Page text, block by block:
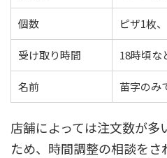
個数 ピザ1枚
受け取り時間 18時頃な
名前 苗字のみ
店舗によっては注文数が多
ため、時間調整の相談をさ